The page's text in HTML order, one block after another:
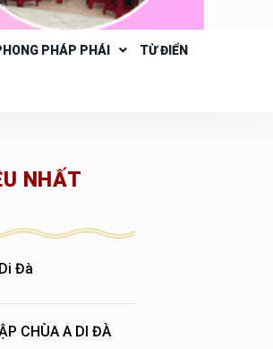
PHÁP PHÁI TỪ ĐIỂN
NHẤT
Đà
CHÙA A DI ĐÀ